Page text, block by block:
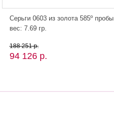
Серьги 0603 из золота 585º пробы
вес: 7.69 гр.
188 251 р.
94 126 р.